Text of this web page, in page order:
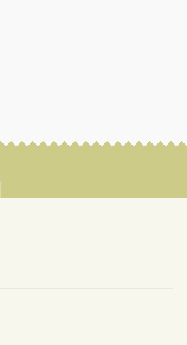
können